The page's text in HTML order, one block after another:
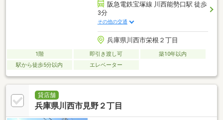
阪急電鉄宝塚線 川西能勢口駅 徒歩
3分
その他の交通
兵庫県川西市栄根２丁目
1階 即引き渡し可
築10年以内
駅から徒歩5分以内
エレベーター
貸店舗
兵庫県川西市見野２丁目